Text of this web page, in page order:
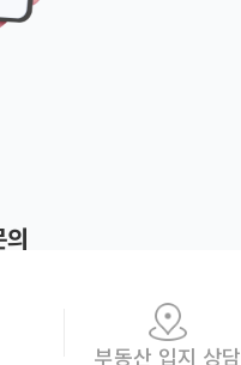
부동산 입지 상담